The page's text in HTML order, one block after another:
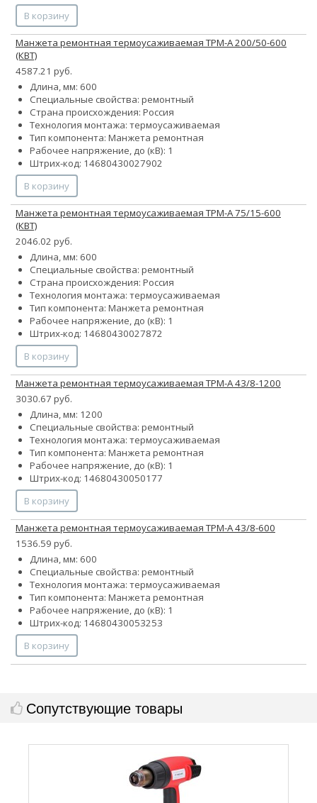
В корзину
Манжета ремонтная термоусаживаемая ТРМ-А 200/50-600
(КВТ)
4587.21 руб.
Длина, мм: 600
Специальные свойства: ремонтный
Страна происхождения: Россия
Технология монтажа: термоусаживаемая
Тип компонента: Манжета ремонтная
Рабочее напряжение, до (кВ): 1
Штрих-код: 14680430027902
В корзину
Манжета ремонтная термоусаживаемая ТРМ-А 75/15-600
(КВТ)
2046.02 руб.
Длина, мм: 600
Специальные свойства: ремонтный
Страна происхождения: Россия
Технология монтажа: термоусаживаемая
Тип компонента: Манжета ремонтная
Рабочее напряжение, до (кВ): 1
Штрих-код: 14680430027872
В корзину
Манжета ремонтная термоусаживаемая ТРМ-А 43/8-1200
3030.67 руб.
Длина, мм: 1200
Специальные свойства: ремонтный
Технология монтажа: термоусаживаемая
Тип компонента: Манжета ремонтная
Рабочее напряжение, до (кВ): 1
Штрих-код: 14680430050177
В корзину
Манжета ремонтная термоусаживаемая ТРМ-А 43/8-600
1536.59 руб.
Длина, мм: 600
Специальные свойства: ремонтный
Технология монтажа: термоусаживаемая
Тип компонента: Манжета ремонтная
Рабочее напряжение, до (кВ): 1
Штрих-код: 14680430053253
В корзину
Сопутствующие товары